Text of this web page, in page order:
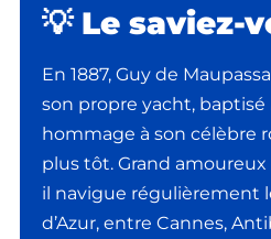
💡 Le saviez-
En 1887, Guy de
son propre yacht, baptisé
hommage à son célèbre
plus tôt. Grand
il navigue régulièrement
d’Azur, entre Cannes,